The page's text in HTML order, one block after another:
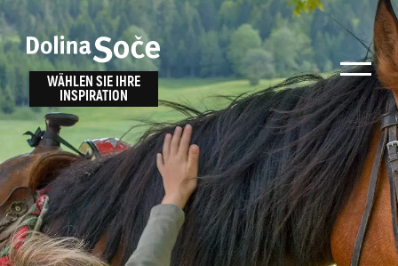
WÄHLEN SIE IHRE
INSPIRATION
Inspiration
finden
Finden Sie Aktivitäten, Attraktionen und
Unterhaltungsmöglichkeiten im Soča-Tal
oder wählen Sie aus unseren Reisetipps.
Wählen Sie ein
Erlebnis
TOLMINER KLAMMEN JAVORCA